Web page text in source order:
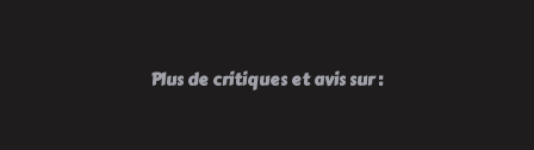
Plus de critiques et avis sur :